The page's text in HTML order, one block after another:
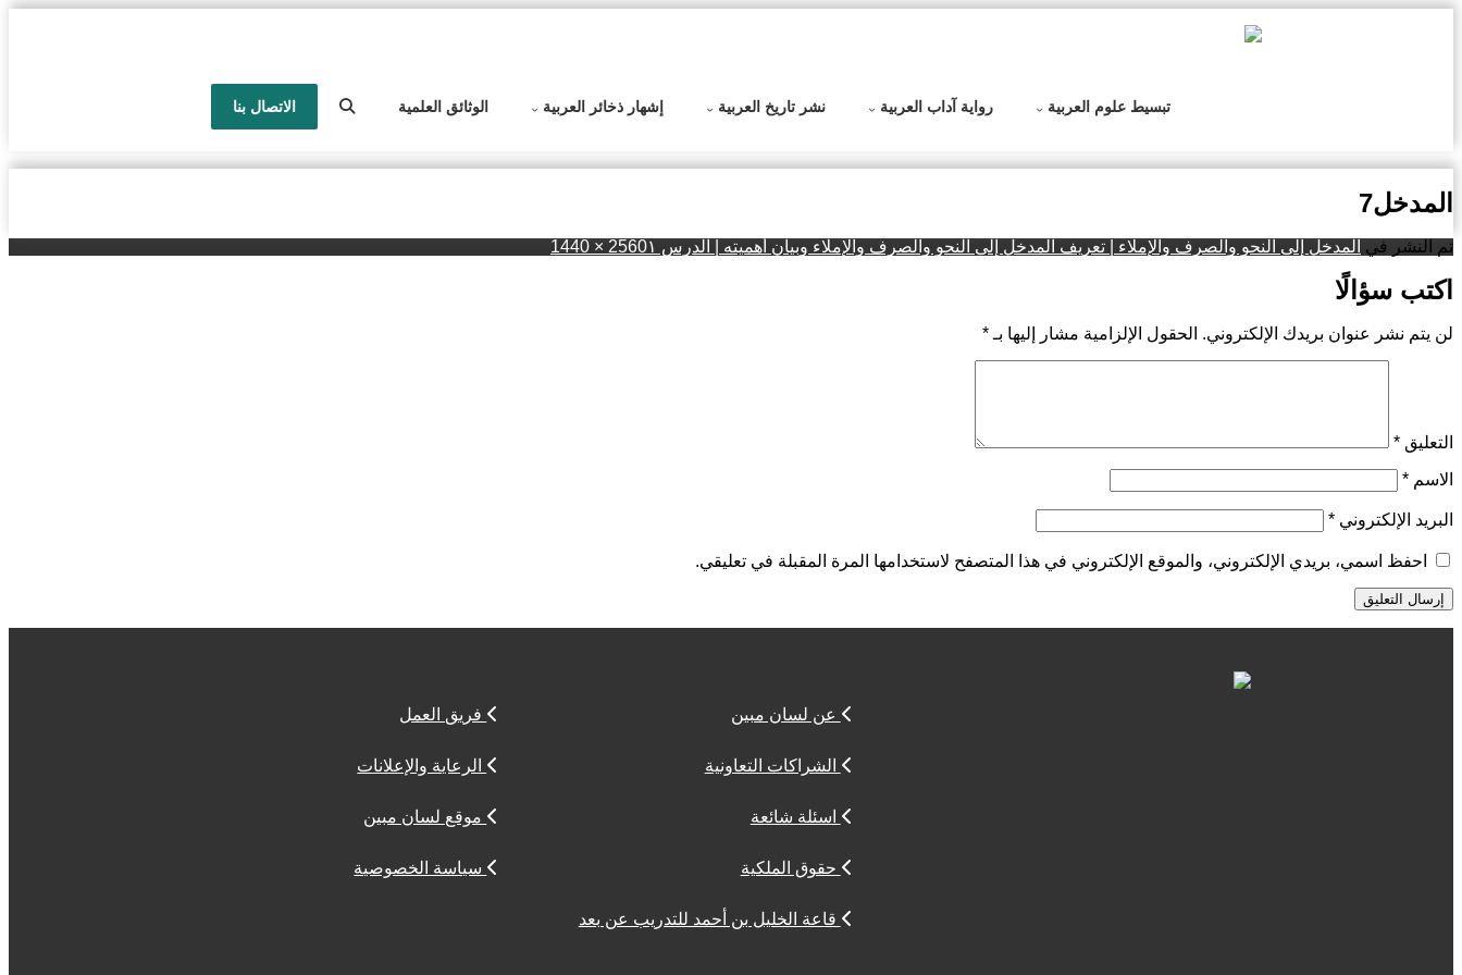
تبسيط علوم العربية رواية آداب العربية نشر تاريخ العربية إشهار ذخائر العربية الوثائق العلمية الاتصال بنا
المدخل7
تم النشر في المدخل إلى النحو والصرف والإملاء | تعريف المدخل إلى النحو والصرف والإملاء وبيان أهميته | الدرس ١
الحجم
2560 × 1440
اكتب سؤالًا
لن يتم نشر عنوان بريدك الإلكتروني. الحقول الإلزامية مشار إليها بـ *
التعليق *
الاسم *
البريد الإلكتروني *
احفظ اسمي، بريدي الإلكتروني، والموقع الإلكتروني في هذا المتصفح لاستخدامها المرة المقبلة في تعليقي.
عن لسان مبين
الشراكات التعاونية
اسئلة شائعة
حقوق الملكية
قاعة الخليل بن أحمد للتدريب عن بعد
فريق العمل
الرعاية والإعلانات
موقع لسان مبين
سياسة الخصوصية